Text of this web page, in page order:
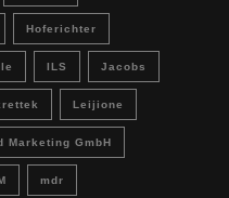
Hoferichter
ILS Jacobs
Leijione
Marketing GmbH
mdr